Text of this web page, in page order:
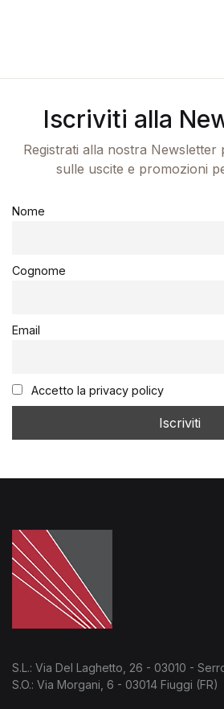
Iscriviti alla
Registrati alla nostra Newsletter
sulle uscite e promozioni
Nome
Cognome
Email
Accetto la privacy policy
S.L.: Via Del Laghetto, 26 - 03010 -
S.O.: Via Morgani, 6 - 03014 Fiuggi (FR)